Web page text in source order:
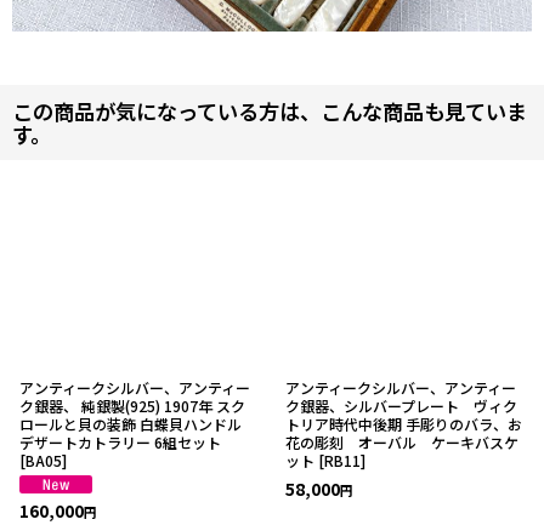
この商品が気になっている方は、こんな商品も見ていま
す。
アンティークシルバー、アンティー
ク銀器、 純銀製(925) 1907年 スク
ロールと貝の装飾 白蝶貝ハンドル
デザートカトラリー 6組セット
[BA05]
160,000円
アンティークシルバー、アンティー
ク銀器、シルバープレート ヴィク
トリア時代中後期 手彫りのバラ、お
花の彫刻 オーバル ケーキバスケ
ット [RB11]
58,000円